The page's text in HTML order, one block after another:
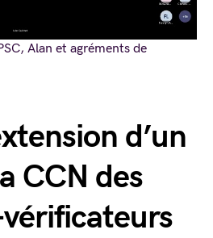
d’un
CCN des
Alan et agréments de